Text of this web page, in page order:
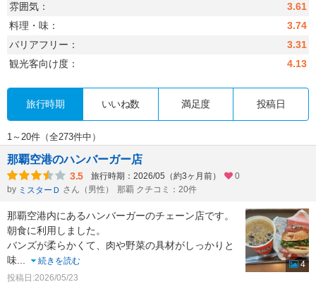
雰囲気：
3.61
料理・味：
3.74
バリアフリー：
3.31
観光客向け度：
4.13
旅行時期 いいね数 満足度 投稿日
1～20件（全273件中）
那覇空港のハンバーガー店
3.5 旅行時期：2026/05（約3ヶ月前）
0
by ミスターＤ さん（男性） 那覇 クチコミ：20件
那覇空港内にあるハンバーガーのチェーン店です。
朝食に利用しました。
バンズが柔らかくて、肉や野菜の具材がしっかりと
味
続きを読む
投稿日:2026/05/23
4